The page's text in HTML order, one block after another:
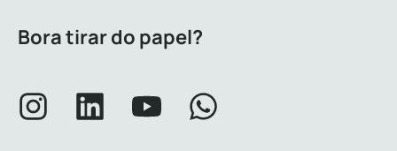
Bora tirar do papel?